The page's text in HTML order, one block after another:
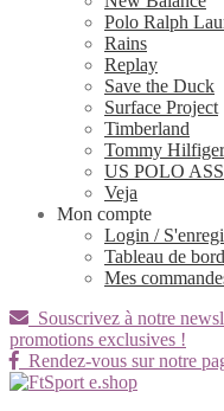
Polo Ralph
Rains
Replay
Save the Duck
Surface Project
Timberland
Tommy Hilfiger
US POLO
Veja
Mon compte
Login /
Tableau de bord
Mes
Souscrivez à notre
promotions exclusives !
Rendez-vous sur notre